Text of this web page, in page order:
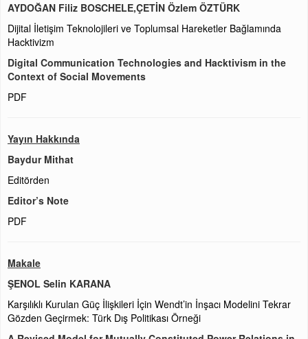
AYDOĞAN Filiz BOSCHELE,ÇETİN Özlem ÖZTÜRK
Dijital İletişim Teknolojileri ve Toplumsal Hareketler Bağlamında
Hacktivizm
Digital Communication Technologies and Hacktivism in the
Context of Social Movements
PDF
Yayın Hakkında
Baydur Mithat
Editörden
Editor’s Note
PDF
Makale
ŞENOL Selin KARANA
Karşılıklı Kurulan Güç İlişkileri İçin Wendt’in İnşacı Modelini Tekrar
Gözden Geçirmek: Türk Dış Politikası Örneği